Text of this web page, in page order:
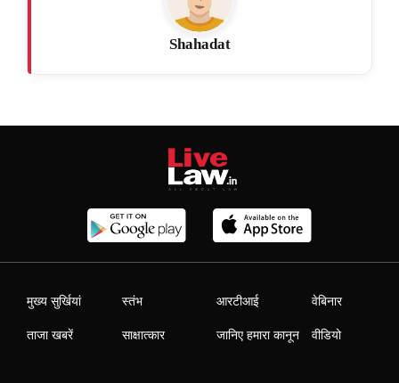
Shahadat
मुख्य सुर्खियां
ताजा खबरें
स्तंभ
साक्षात्कार
आरटीआई
जानिए हमारा कानून
वेबिनार
वीडियो